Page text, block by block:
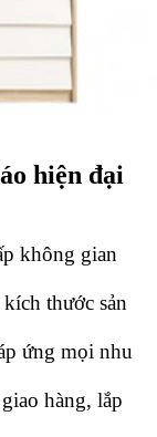
hiện đại
không gian
thước sản
ứng mọi nhu
hàng, lắp